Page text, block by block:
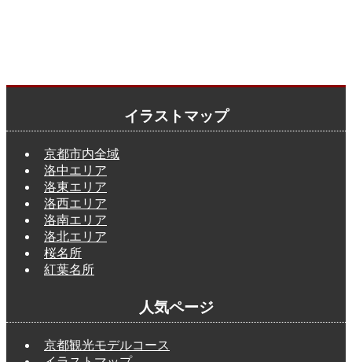
イラストマップ
京都市内全域
洛中エリア
洛東エリア
洛西エリア
洛南エリア
洛北エリア
桜名所
紅葉名所
人気ページ
京都観光モデルコース